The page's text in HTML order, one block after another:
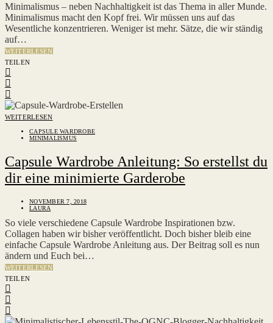
Minimalismus – neben Nachhaltigkeit ist das Thema in aller Munde.
Minimalismus macht den Kopf frei. Wir müssen uns auf das
Wesentliche konzentrieren. Weniger ist mehr. Sätze, die wir ständig
auf…
WEITERLESEN
TEILEN
WEITERLESEN
CAPSULE WARDROBE
MINIMALISMUS
Capsule Wardrobe Anleitung: So erstellst du
dir eine minimierte Garderobe
NOVEMBER 7, 2018
LAURA
So viele verschiedene Capsule Wardrobe Inspirationen bzw.
Collagen haben wir bisher veröffentlicht. Doch bisher bleib eine
einfache Capsule Wardrobe Anleitung aus. Der Beitrag soll es nun
ändern und Euch bei…
WEITERLESEN
TEILEN